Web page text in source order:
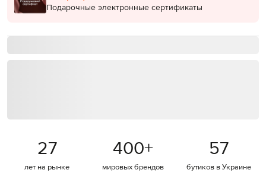
Подарочные электронные сертификаты
27
лет на рынке
400+
мировых брендов
57
бутиков в Украине